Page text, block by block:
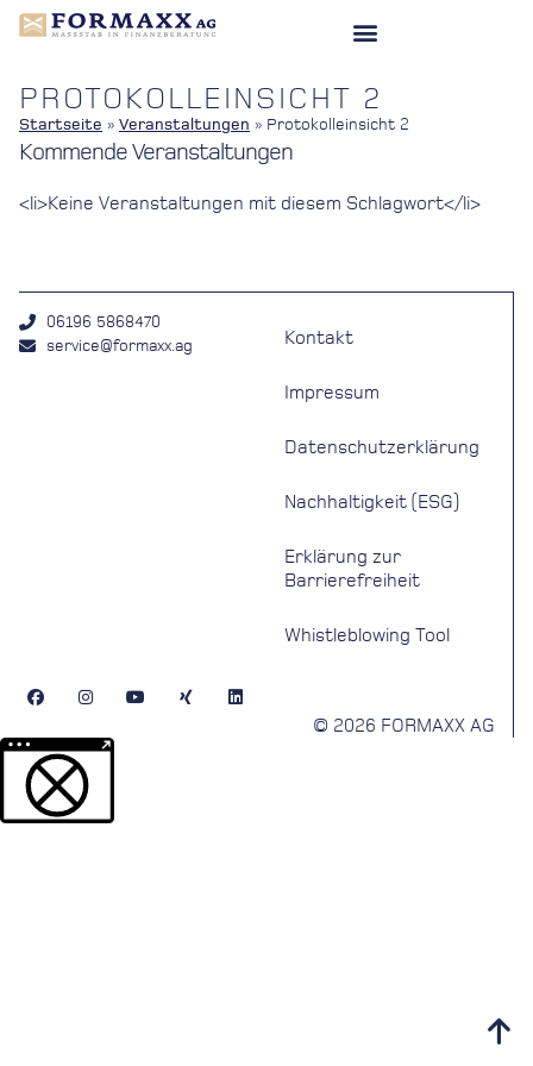
PROTOKOLLEINSICHT 2
Startseite » Veranstaltungen » Protokolleinsicht 2
Kommende Veranstaltungen
<li>Keine Veranstaltungen mit diesem Schlagwort</li>
06196 5868470
service@formaxx.ag
Kontakt
Impressum
Datenschutzerklärung
Nachhaltigkeit (ESG)
Erklärung zur
Barrierefreiheit
Whistleblowing Tool
© 2026 FORMAXX AG
Weitere Informationen über den gesperrten Inhalt.